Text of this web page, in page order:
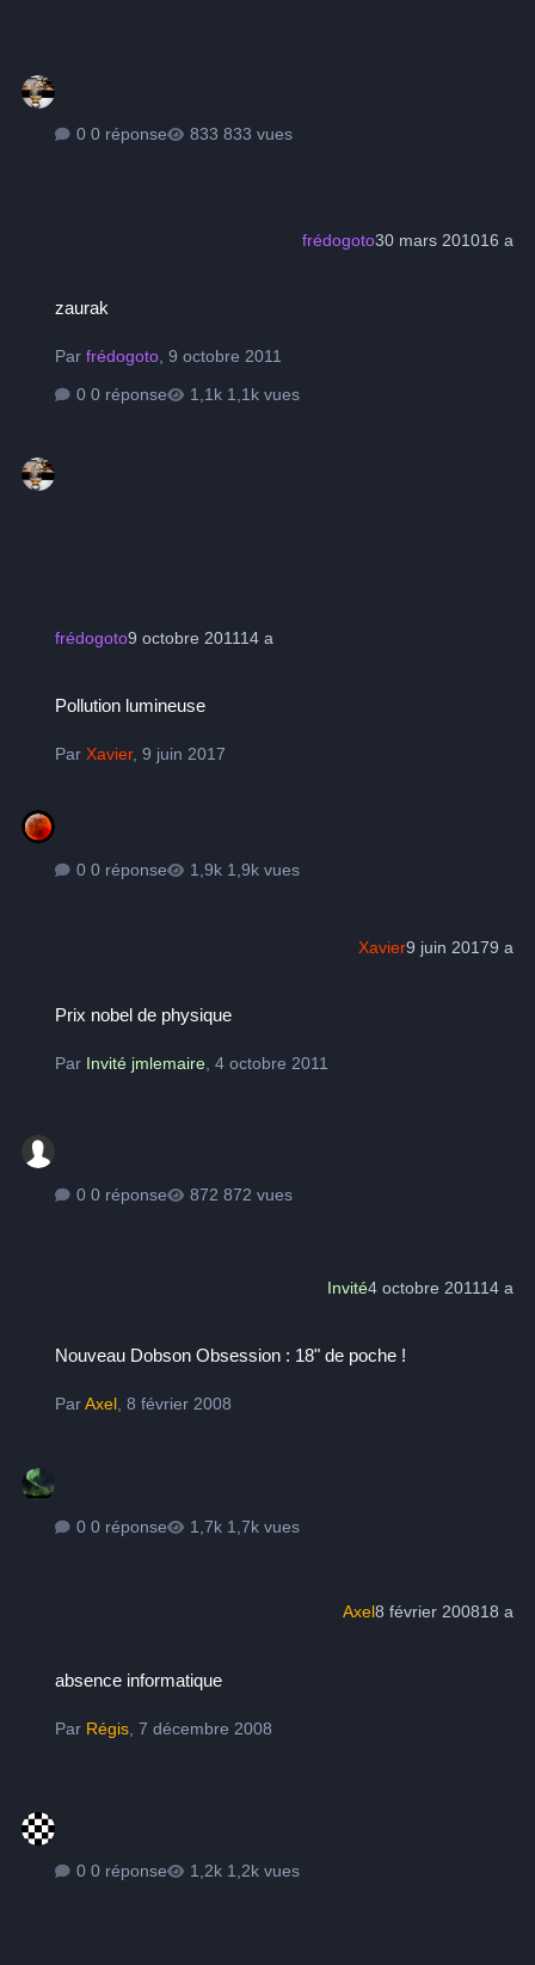
0 réponse 833 vues
frédogoto30 mars 201016 a
zaurak
Parfrédogoto,9 octobre 2011
0 réponse
1,1k vues
frédogoto9 octobre 201114 a
Pollution lumineuse
ParXavier,9 juin 2017
0 réponse 1,9k vues
Xavier9 juin 20179 a
Prix nobel de physique
Par Invité jmlemaire ,4 octobre 2011
0 réponse 872 vues
Invité4 octobre 201114 a
Nouveau Dobson Obsession : 18" de poche !
ParAxel ,8 février 2008
0 réponse 1,7k vues
Axel8 février 200818 a
absence informatique
Par Régis ,7 décembre 2008
0 réponse 1,2k vues